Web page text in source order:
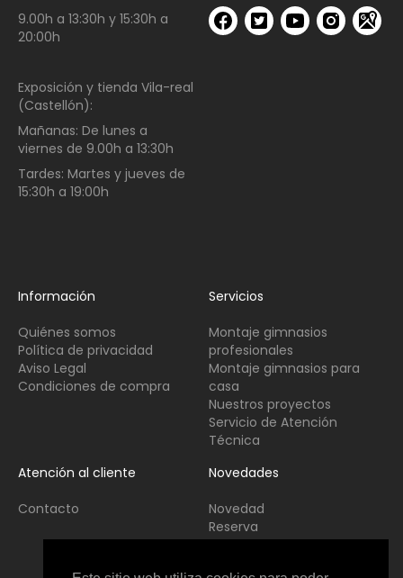
9.00h a 13:30h y 15:30h a
20:00h
Exposición y tienda Vila-real
(Castellón):
Mañanas: De lunes a
viernes de 9.00h a 13:30h
Tardes: Martes y jueves de
15:30h a 19:00h
Información
Quiénes somos
Política de privacidad
Aviso Legal
Condiciones de compra
Servicios
Montaje gimnasios
profesionales
Montaje gimnasios para
casa
Nuestros proyectos
Servicio de Atención
Técnica
Atención al cliente
Contacto
Novedades
Novedad
Reserva
Usado